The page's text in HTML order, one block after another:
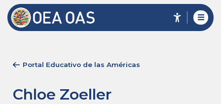
Portal Educativo de las Américas
Chloe Zoeller